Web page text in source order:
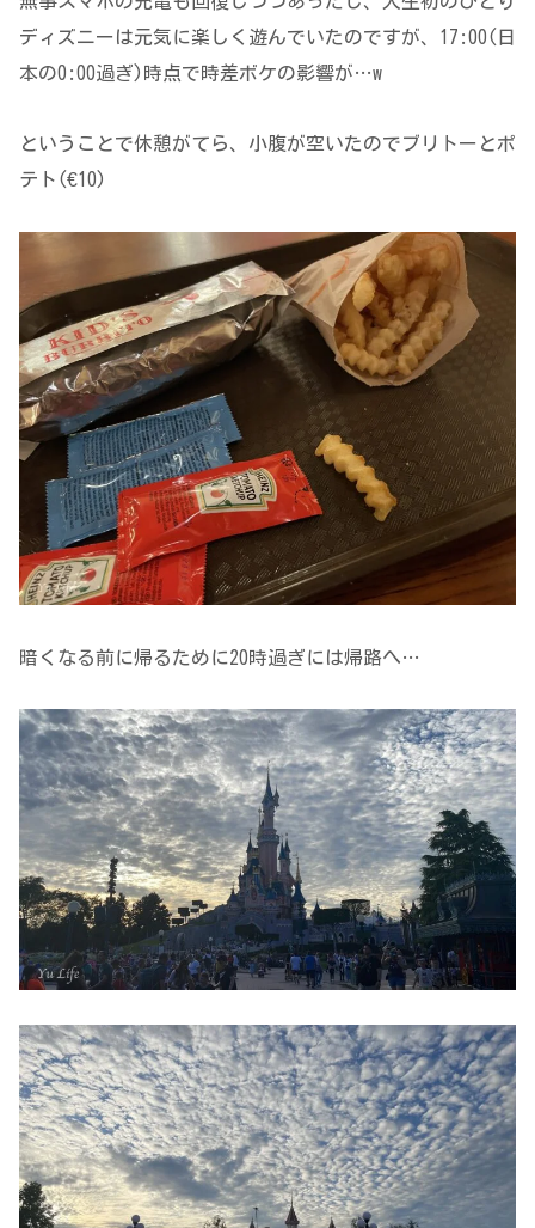
ディズニーは元気に楽しく遊んでいたのですが、17:00(日
本の0:00過ぎ)時点で時差ボケの影響が…w
ということで休憩がてら、小腹が空いたのでブリトーとポ
テト(€10)
暗くなる前に帰るために20時過ぎには帰路へ…